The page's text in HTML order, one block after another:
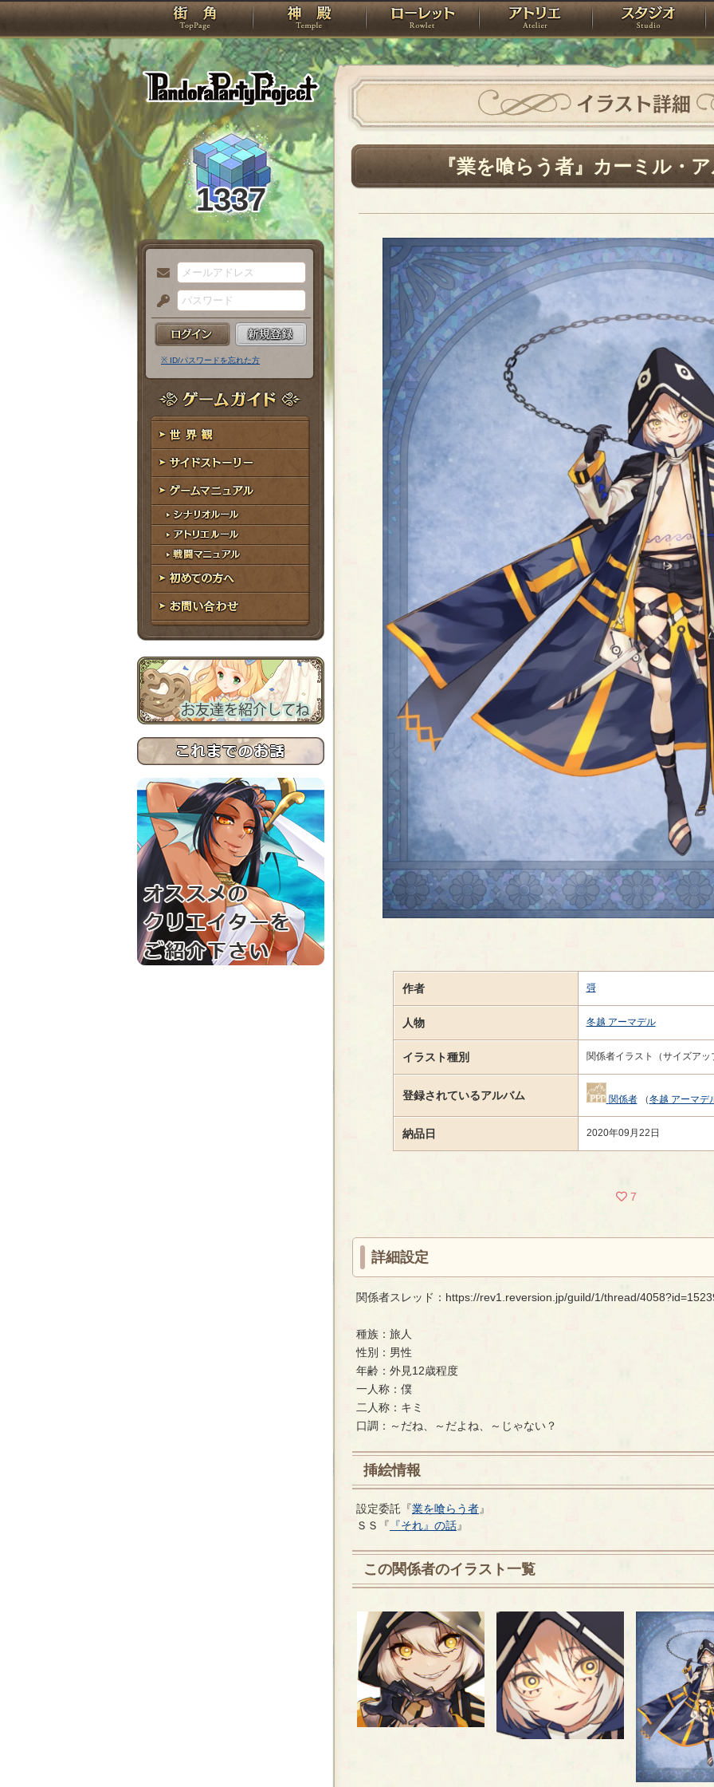
PandoraPartyProject
TOP 神殿 ローレット アトリエ
1337
メ
ー
ル
ア
ド
レ
ス
パ
ス
ー
ド
※ ID/パスワードを忘れた方
ゲームガイド
世界観
サイドストーリー
ゲームマニュアル
シナリオルール
アトリエルール
戦闘マニュアル
初めての方へ
お問い合わせ
イラスト詳細
『業を喰らう者』カーミル・
作者 彁
人物 冬越 アーマデル
イラスト種別 関係者イラスト（サイズアッ
登録されているアルバム 関係者（冬越 アーマデ
納品日 2020年09月22日
7
詳細設定
関係者スレッド：https://rev1.reversion.jp/guild/1/thread/
種族：旅人
性別：男性
年齢：外見12歳程度
一人称：僕
二人称：キミ
口調：～だね、～だよね、～じゃない？
挿絵情報
設定委託『業を喰らう者』
ＳＳ『 『それ』の話』
この関係者のイラスト一覧